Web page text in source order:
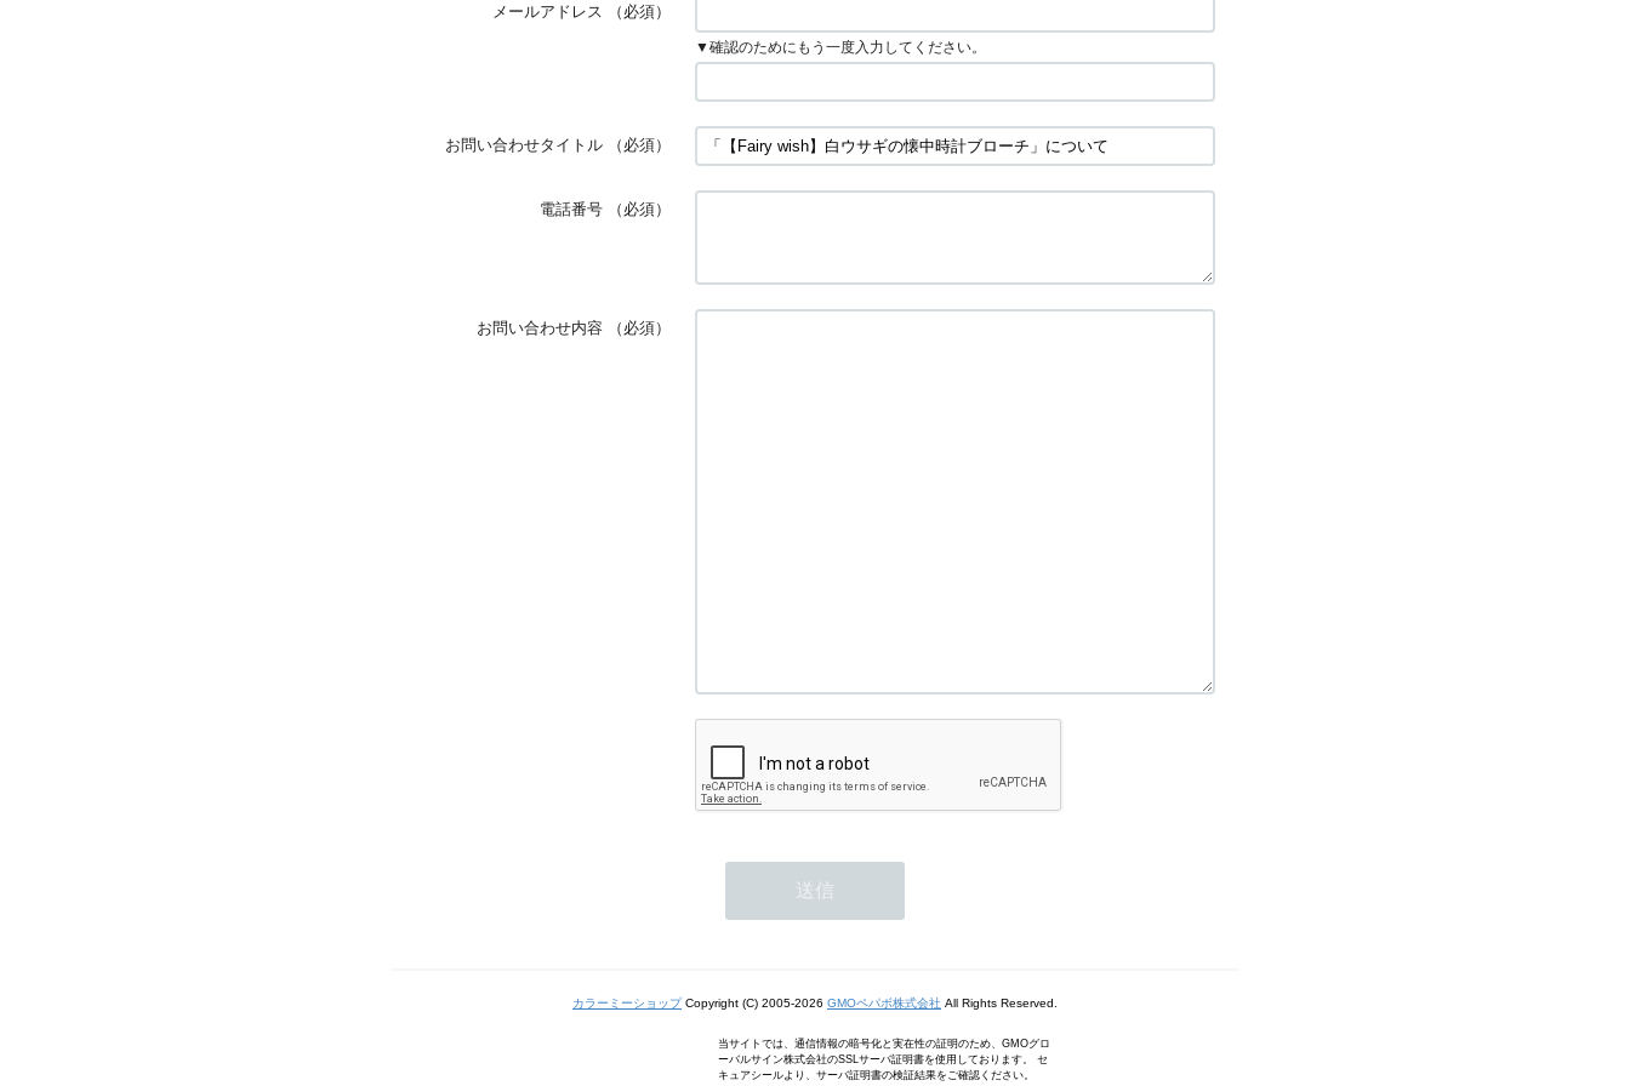
メールアドレス （必須）
▼確認のためにもう一度入力してください。
お問い合わせタイトル （必須）
電話番号 （必須）
お問い合わせ内容 （必須）
カラーミーショップCopyright (C) 2005-2026 GMOペパボ株式会社 All Rights Reserved.
当サイトでは、通信情報の暗号化と実在性の証明のため、GMOグロ
ーバルサイン株式会社のSSLサーバ証明書を使用しております。 セ
キュアシールより、サーバ証明書の検証結果をご確認ください。